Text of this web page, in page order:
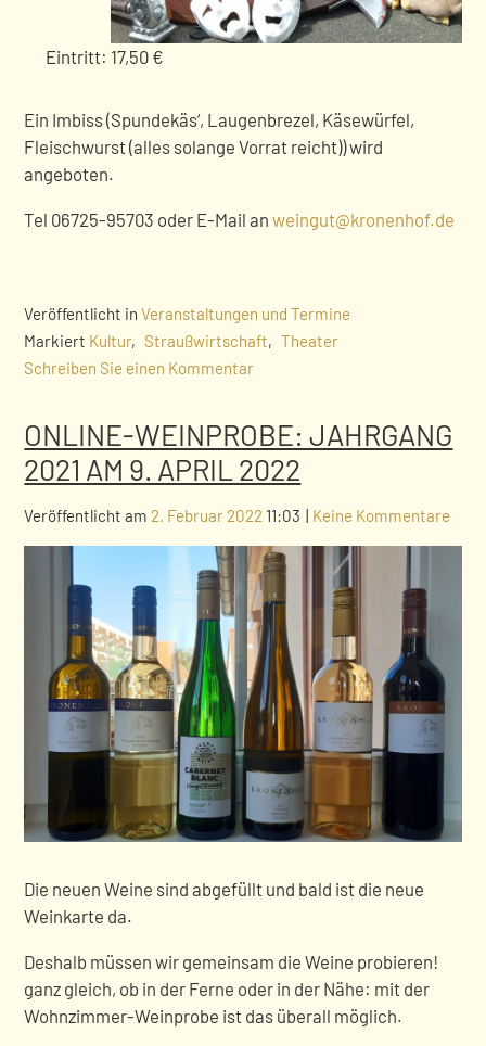
Eintritt: 17,50 €
Ein Imbiss (Spundekäs‘, Laugenbrezel, Käsewürfel,
Fleischwurst (alles solange Vorrat reicht)) wird
angeboten.
Tel 06725-95703 oder E-Mail anweingut@kronenhof.de
Veröffentlicht inVeranstaltungen und Termine
Markiert Kultur, Straußwirtschaft, Theater
Schreiben Sie einen Kommentar
ONLINE-WEINPROBE: JAHRGANG
2021 AM 9. APRIL 2022
Veröffentlicht am 2. Februar 2022 11:03 | Keine Kommentare
Die neuen Weine sind abgefüllt und bald ist die neue
Weinkarte da.
Deshalb müssen wir gemeinsam die Weine probieren!
ganz gleich, ob in der Ferne oder in der Nähe: mit der
Wohnzimmer-Weinprobe ist das überall möglich.